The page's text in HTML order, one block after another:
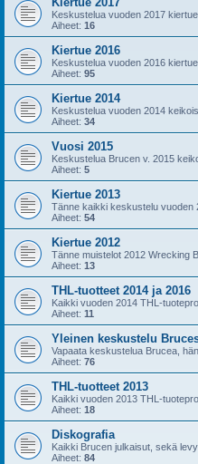
Keskustelua vuoden 2017
Aiheet: 16
Kiertue 2016
Keskustelua vuoden 2016
Aiheet: 95
Kiertue 2014
Keskustelua vuoden 2014
Aiheet: 34
Vuosi 2015
Keskustelua Brucen v. 2015
Aiheet: 5
Kiertue 2013
Tänne kaikki keskustelu vuoden
Aiheet: 54
Kiertue 2012
Tänne muistelot 2012 Wrecking
Aiheet: 13
THL-tuotteet 2014 ja 2016
Kaikki vuoden 2014 THL-
Aiheet: 11
Yleinen keskustelu
Vapaata keskustelua Brucea,
Aiheet: 76
THL-tuotteet 2013
Kaikki vuoden 2013 THL-
Aiheet: 18
Diskografia
Kaikki Brucen julkaisut, sekä
Aiheet: 84